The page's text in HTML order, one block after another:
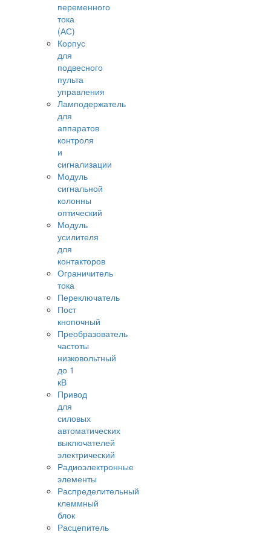
переменного
тока
(АС)
Корпус
для
подвесного
пульта
управления
Ламподержатель
для
аппаратов
контроля
и
сигнализации
Модуль
сигнальной
колонны
оптический
Модуль
усилителя
для
контакторов
Ограничитель
тока
Переключатель
Пост
кнопочный
Преобразователь
частоты
низковольтный
до 1
кВ
Привод
для
силовых
автоматических
выключателей
электрический
Радиоэлектронные
элементы
Распределительный
клеммный
блок
Расцепитель